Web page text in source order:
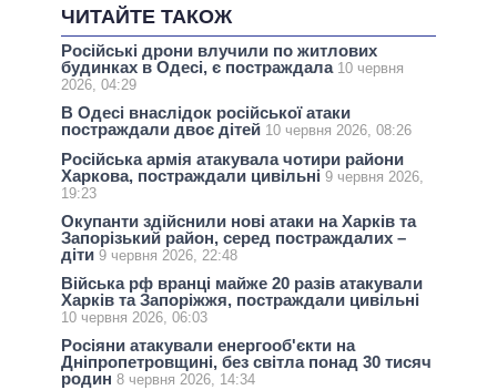
ЧИТАЙТЕ ТАКОЖ
Російські дрони влучили по житлових
будинках в Одесі, є постраждала 10 червня
2026, 04:29
В Одесі внаслідок російської атаки
постраждали двоє дітей 10 червня 2026, 08:26
Російська армія атакувала чотири райони
Харкова, постраждали цивільні 9 червня 2026,
19:23
Окупанти здійснили нові атаки на Харків та
Запорізький район, серед постраждалих –
діти 9 червня 2026, 22:48
Війська рф вранці майже 20 разів атакували
Харків та Запоріжжя, постраждали цивільні
10 червня 2026, 06:03
Росіяни атакували енергооб'єкти на
Дніпропетровщині, без світла понад 30 тисяч
родин 8 червня 2026, 14:34